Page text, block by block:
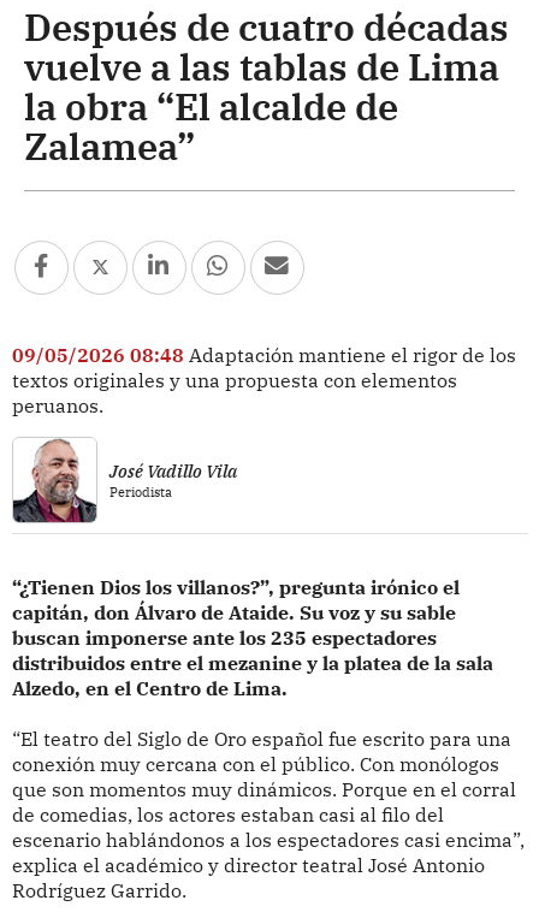
Después de cuatro décadas
vuelve a las tablas de Lima
la obra “El alcalde de
Zalamea”
09/05/2026 08:48 Adaptación mantiene el rigor de los
textos originales y una propuesta con elementos
peruanos.
José Vadillo Vila
Periodista
“¿Tienen Dios los villanos?”, pregunta irónico el
capitán, don Álvaro de Ataide. Su voz y su sable
buscan imponerse ante los 235 espectadores
distribuidos entre el mezanine y la platea de la sala
Alzedo, en el Centro de Lima.
“El teatro del Siglo de Oro español fue escrito para una
conexión muy cercana con el público. Con monólogos
que son momentos muy dinámicos. Porque en el corral
de comedias, los actores estaban casi al filo del
escenario hablándonos a los espectadores casi encima”,
explica el académico y director teatral José Antonio
Rodríguez Garrido.